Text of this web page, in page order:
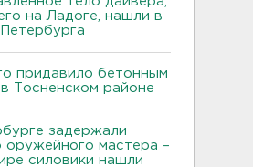
на Ладоге, нашли в
придавило бетонным
Тосненском районе
задержали
оружейного мастера –
силовики нашли